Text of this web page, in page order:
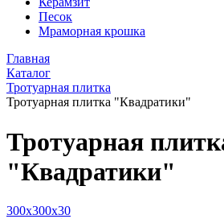
Песок
Мраморная крошка
Главная
Каталог
Тротуарная плитка
Тротуарная плитка "Квадратики"
Тротуарная
"Квадратики"
300x300x30